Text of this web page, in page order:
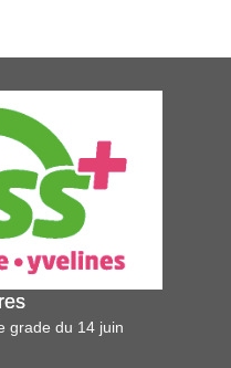
grade du 14 juin